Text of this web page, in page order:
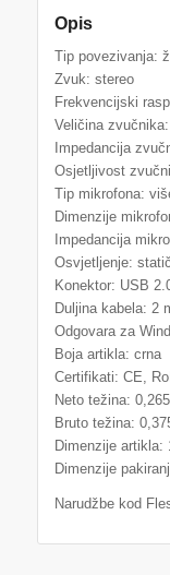
Opis
Tip povezivanja:
Zvuk: stereo
Frekvencijski
Veličina
Impedancija
Osjetljivost
Tip mikrofona:
Dimenzije
Impedancija
Osvjetljenje:
Konektor: USB
Duljina kabela: 2
Odgovara za
Boja artikla: crna
Certifikati: CE,
Neto težina:
Bruto težina:
Dimenzije artikla:
Dimenzije
Narudžbe kod